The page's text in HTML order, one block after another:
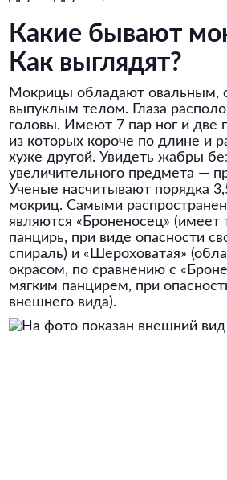
Какие бывают
Как выглядят?
Мокрицы обладают овальным,
выпуклым телом. Глаза
головы. Имеют 7 пар ног и две
из которых короче по длине и
хуже другой. Увидеть жабры
увеличительного предмета —
Ученые насчитывают порядка
мокриц. Самыми
являются «Броненосец»
панцирь, при виде опасности
спираль) и «Шероховатая»
окрасом, по сравнению с
мягким панцирем, при
внешнего вида).